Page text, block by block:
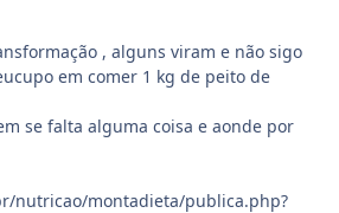
, alguns viram e não sigo
em comer 1 kg de peito de
se falta alguma coisa e aonde por
nutricao/montadieta/publica.php?